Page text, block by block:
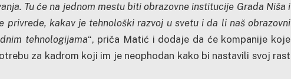
Tu će na jednom mestu biti obrazovne institucije Grada Niša i
privrede, kakav je tehnološki razvoj u svetu i da li naš obrazovni
tehnologijama“, priča Matić i dodaje da će kompanije koje
za kadrom koji im je neophodan kako bi nastavili svoj rast